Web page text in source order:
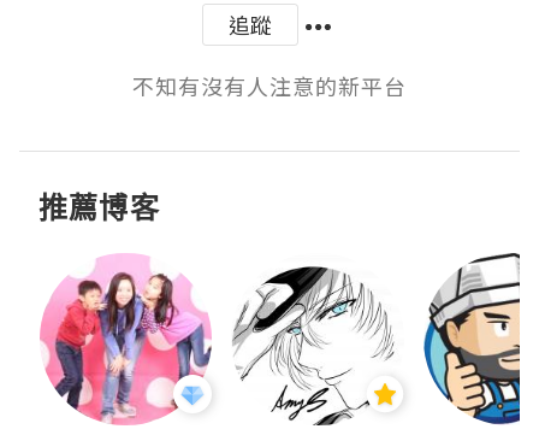
追蹤
不知有沒有人注意的新平台
推薦博客